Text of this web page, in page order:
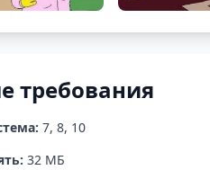
требования
7, 8, 10
32 МБ